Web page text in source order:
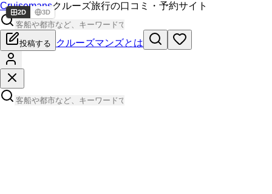
Cruisemansクルーズ旅行の口コミ・予約サイト
投稿する クルーズマンズとは
2D 3D